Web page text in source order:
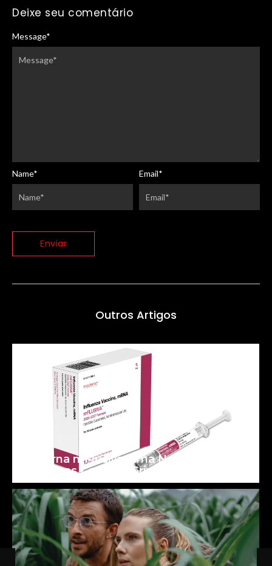
Deixe seu comentário
Message*
Name* Email*
Outros Artigos
Moderna mFlusiva: uma Nova Era para
as Vacinas Contra a Gripe